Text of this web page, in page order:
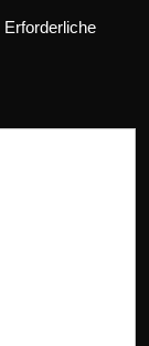
Erforderliche